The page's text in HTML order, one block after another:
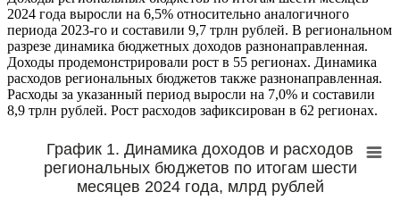
2024 года выросли на 6,5% относительно аналогичного
периода 2023-го и составили 9,7 трлн рублей. В региональном
разрезе динамика бюджетных доходов разнонаправленная.
Доходы продемонстрировали рост в 55 регионах. Динамика
расходов региональных бюджетов также разнонаправленная.
Расходы за указанный период выросли на 7,0% и составили
8,9 трлн рублей. Рост расходов зафиксирован в 62 регионах.
График 1. Динамика доходов и расходов
региональных бюджетов по итогам шести
месяцев 2024 года, млрд рублей